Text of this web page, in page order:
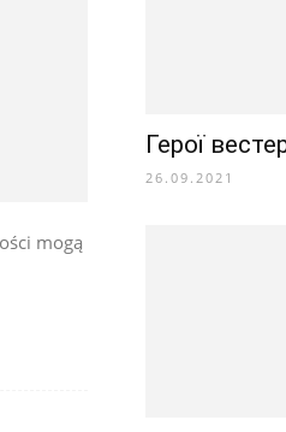
mogą
Герої
26.09.2021